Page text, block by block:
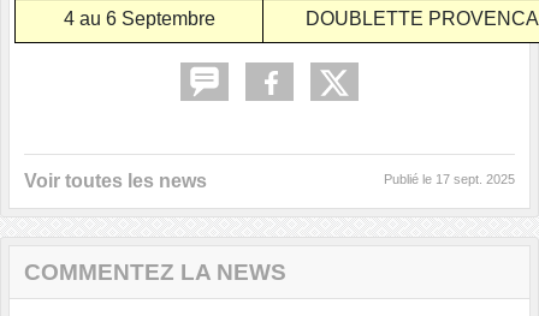
4 au 6 Septembre DOUBLETTE
Voir toutes les news Publié le 17 sept. 2025
COMMENTEZ LA NEWS